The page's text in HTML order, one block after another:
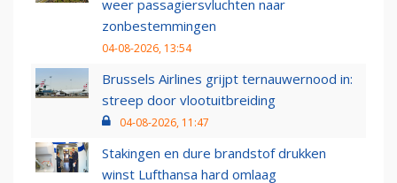
weer passagiersvluchten naar
zonbestemmingen
04-08-2026, 13:54
Brussels Airlines grijpt ternauwernood in:
streep door vlootuitbreiding
04-08-2026, 11:47
Stakingen en dure brandstof drukken
winst Lufthansa hard omlaag